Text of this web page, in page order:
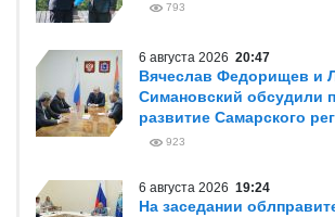
793
6 августа 2026 20:47
Вячеслав Федорищев и
Симановский обсудили
развитие Самарского
923
6 августа 2026 19:24
На заседании